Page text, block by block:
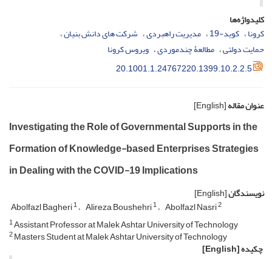
کلیدواژه‌ها
کرونا کوید-19 مدیریت راهبردی شرکت های دانش بنیان
حمایت دولتی مطالعۀ چندموردی ویروس کرونا
20.1001.1.24767220.1399.10.2.2.5
عنوان مقاله[English]
Investigating the Role of Governmental Supports in the
Formation of Knowledge-based Enterprises Strategies
in Dealing with the COVID-19 Implications
نویسندگان[English]
Abolfazl Bagheri1 Alireza Boushehri1 Abolfazl Nasri2
1Assistant Professor at Malek Ashtar University of Technology
2Masters Student at Malek Ashtar University of Technology
چکیده[English]